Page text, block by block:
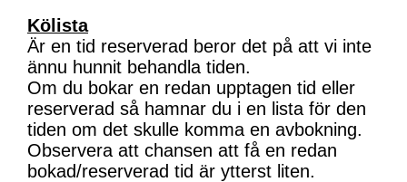
Kölista
Är en tid reserverad beror det på att vi inte
ännu hunnit behandla tiden.
Om du bokar en redan upptagen tid eller
reserverad så hamnar du i en lista för den
tiden om det skulle komma en avbokning.
Observera att chansen att få en redan
bokad/reserverad tid är ytterst liten.